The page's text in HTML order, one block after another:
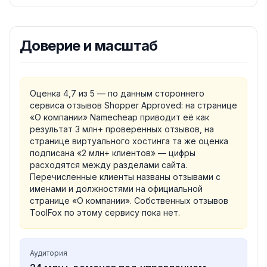
Доверие и масштаб
Оценка 4,7 из 5 — по данным стороннего
сервиса отзывов Shopper Approved: на странице
«О компании» Namecheap приводит её как
результат 3 млн+ проверенных отзывов, на
странице виртуального хостинга та же оценка
подписана «2 млн+ клиентов» — цифры
расходятся между разделами сайта.
Перечисленные клиенты названы отзывами с
именами и должностями на официальной
странице «О компании». Собственных отзывов
ToolFox по этому сервису пока нет.
Аудитория